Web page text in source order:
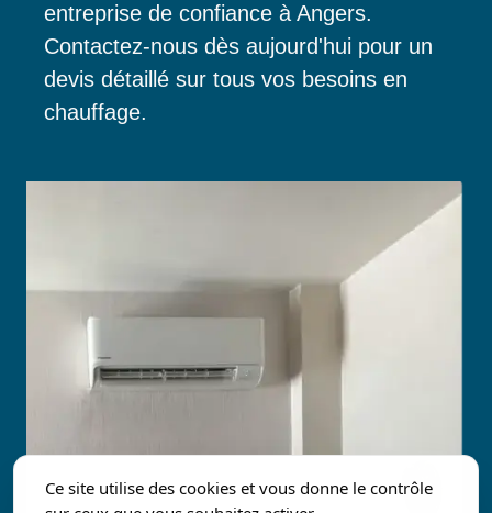
entreprise de confiance à Angers.
Contactez-nous dès aujourd'hui pour un
devis détaillé sur tous vos besoins en
chauffage.
Ce site utilise des cookies et vous donne le contrôle